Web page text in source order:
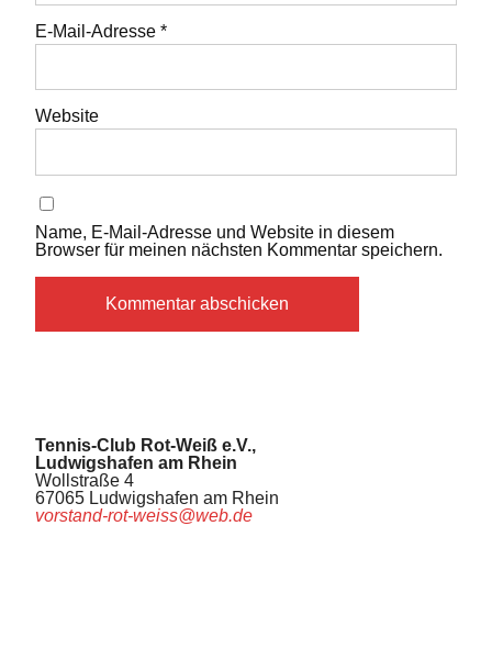
E-Mail-Adresse *
Website
Name, E-Mail-Adresse und Website in diesem
Browser für meinen nächsten Kommentar speichern.
Tennis-Club Rot-Weiß e.V.,
Ludwigshafen am Rhein
Wollstraße 4
67065 Ludwigshafen am Rhein
vorstand-rot-weiss@web.de